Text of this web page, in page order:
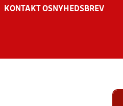
KONTAKT OS NYHEDSBREV